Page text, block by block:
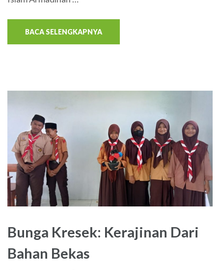
BACA SELENGKAPNYA
Bunga Kresek: Kerajinan Dari
Bahan Bekas